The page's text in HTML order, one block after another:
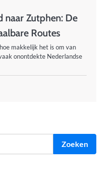
naar Zutphen: De
Routes
makkelijk het is om van
onontdekte Nederlandse
Zoeken